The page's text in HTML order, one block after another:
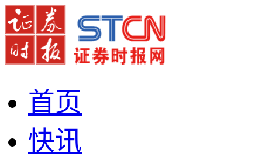
首页
快讯